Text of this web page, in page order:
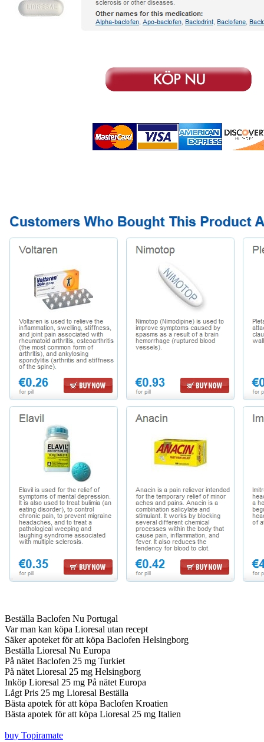
Beställa Baclofen Nu Portugal
Var man kan köpa Lioresal utan recept
Säker apoteket för att köpa Baclofen Helsingborg
Beställa Lioresal Nu Europa
På nätet Baclofen 25 mg Turkiet
På nätet Lioresal 25 mg Helsingborg
Inköp Lioresal 25 mg På nätet Europa
Lågt Pris 25 mg Lioresal Beställa
Bästa apotek för att köpa Baclofen Kroatien
Bästa apotek för att köpa Lioresal 25 mg Italien
buy Topiramate